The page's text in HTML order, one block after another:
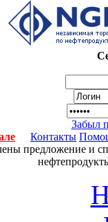
Забыл
Контакты
предложение и